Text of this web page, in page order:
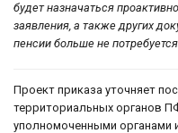
будет назначаться
заявления, а также других
пенсии больше не
Проект приказа уточняет
территориальных органов
уполномоченными органами